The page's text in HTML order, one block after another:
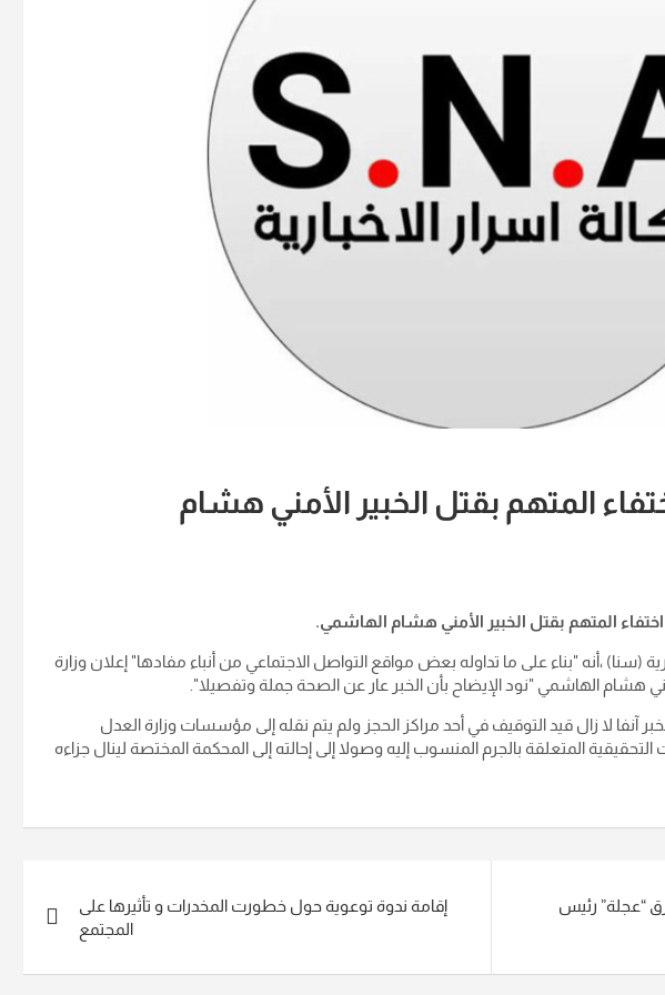
المتهم بقتل الخبير الأمني هشام
اختفاء المتهم بقتل الخبير الأمني هشام الهاشمي.
(سنا) ،أنه "بناء على ما تداوله بعض مواقع التواصل الاجتماعي من أنباء مفادها" إعلان وزارة
هشام الهاشمي "نود الإيضاح بأن الخبر عار عن الصحة جملة وتفصيلا".
آنفا لا زال قيد التوقيف في أحد مراكز الحجز ولم يتم نقله إلى مؤسسات وزارة العدل
المتعلقة بالجرم المنسوب إليه وصولا إلى إحالته إلى المحكمة المختصة لينال جزاءه
“عجلة” رئيس
إقامة ندوة توعوية حول خطورت المخدرات و تأثيرها على
المجتمع